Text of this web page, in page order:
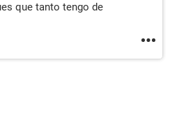
que tanto tengo de